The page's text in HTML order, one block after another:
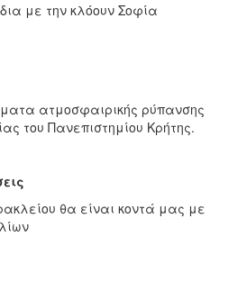
με την κλόουν Σοφία
ατμοσφαιρικής ρύπανσης
του Πανεπιστημίου Κρήτης.
θα είναι κοντά μας με